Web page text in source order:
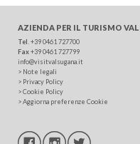
AZIENDA PER IL TURISMO
Tel +39 0461 727700
Fax+39 0461 727799
info@visitvalsugana.it
> Note legali
> Privacy Policy
>Cookie Policy
>Aggiorna preferenze Cookie